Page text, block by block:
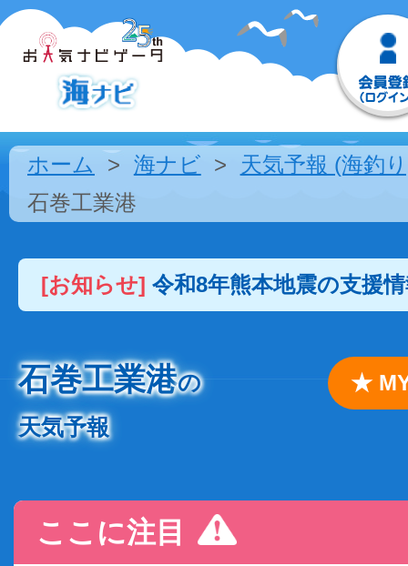
ホーム 海ナビ
天気予報 (海釣
石巻工業港
[お知らせ] 令和8年熊本地震の支援
石巻工業港の
天気予報
★
ここに注目